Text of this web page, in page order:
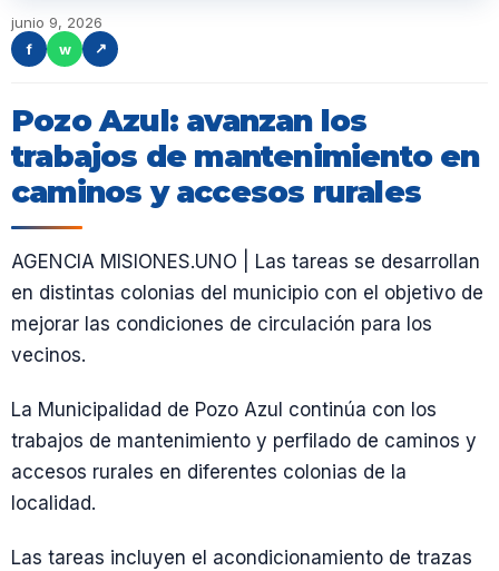
junio 9, 2026
f
w ↗
Pozo Azul: avanzan los
trabajos de mantenimiento en
caminos y accesos rurales
AGENCIA MISIONES.UNO | Las tareas se desarrollan
en distintas colonias del municipio con el objetivo de
mejorar las condiciones de circulación para los
vecinos.
La Municipalidad de Pozo Azul continúa con los
trabajos de mantenimiento y perfilado de caminos y
accesos rurales en diferentes colonias de la
localidad.
Las tareas incluyen el acondicionamiento de trazas